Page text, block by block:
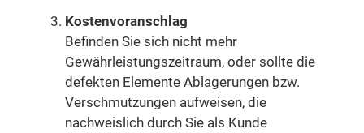
Kostenvoranschlag
Befinden Sie sich nicht mehr
Gewährleistungszeitraum, oder sollte die
defekten Elemente Ablagerungen bzw.
Verschmutzungen aufweisen, die
nachweislich durch Sie als Kunde